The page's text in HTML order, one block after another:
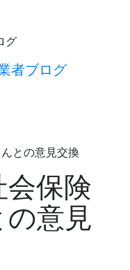
との意見交換
会保険
意見